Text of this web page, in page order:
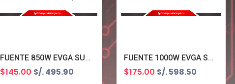
FUENTE 850W EVGA SUPERNOVA GT 80+ GOLD MODULAR
$145.00 S/. 495.90
FUENTE 1000W EVGA SUPERNOVA G 80+ GOLD MODULAR
$175.00 S/. 598.50